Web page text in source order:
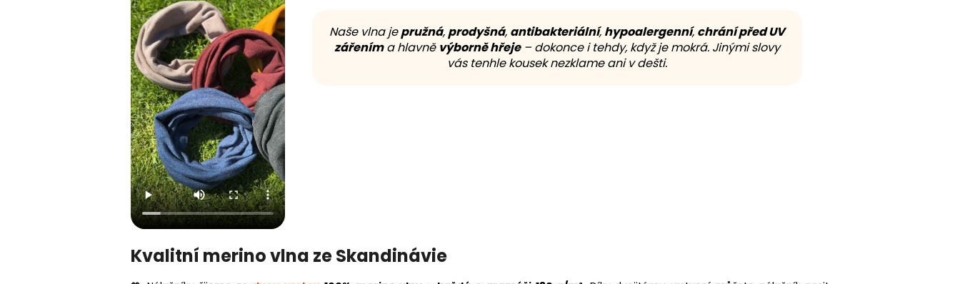
Naše vlna jepružná,prodyšná, antibakteriální, hypoalergenní, chrání před UV
zářeníma hlavně výborně hřeje– dokonce i tehdy, když je mokrá. Jinými slovy
vás tenhle kousek nezklame ani v dešti.
Kvalitní merino vlna ze Skandinávie